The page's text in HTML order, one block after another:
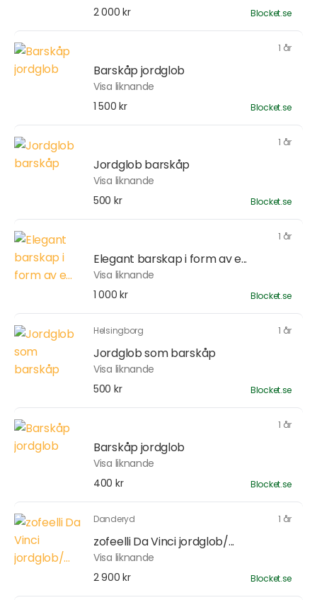
2 000 kr
Blocket.se
1 år
Barskåp jordglob
Visa liknande
1 500 kr
Blocket.se
1 år
Jordglob barskåp
Visa liknande
500 kr
Blocket.se
1 år
Elegant barskap i form av e...
Visa liknande
1 000 kr
Blocket.se
Helsingborg 1 år
Jordglob som barskåp
Visa liknande
500 kr
Blocket.se
1 år
Barskåp jordglob
Visa liknande
400 kr
Blocket.se
Danderyd 1 år
zofeelli Da Vinci jordglob/...
Visa liknande
2 900 kr
Blocket.se